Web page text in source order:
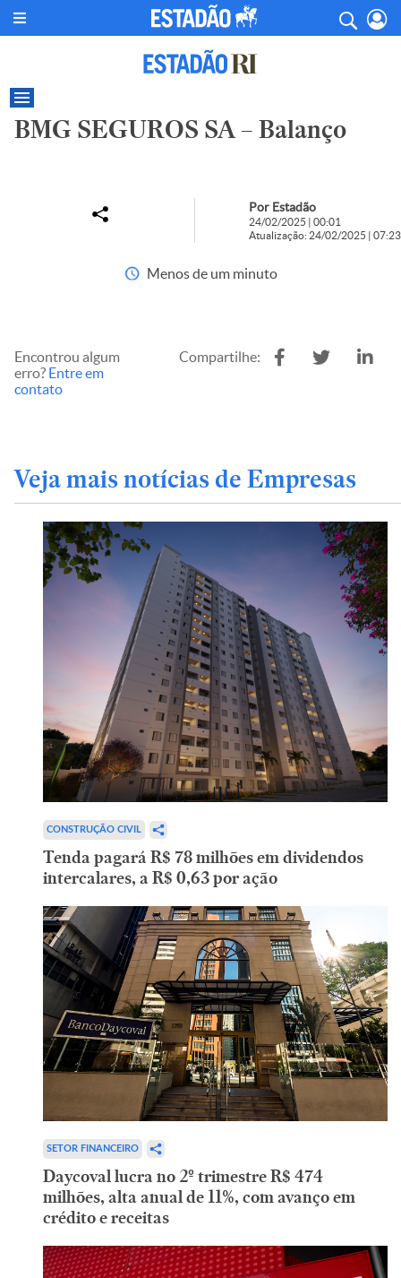
BMG SEGUROS SA – Balanço
Por Estadão
24/02/2025 | 00:01
Atualização: 24/02/2025 | 07:23
Menos de um minuto
Encontrou algum
erro? Entre em
contato
Compartilhe:
Veja mais notícias de Empresas
CONSTRUÇÃO CIVIL
Tenda pagará R$ 78 milhões em dividendos
intercalares, a R$ 0,63 por ação
SETOR FINANCEIRO
Daycoval lucra no 2º trimestre R$ 474
milhões, alta anual de 11%, com avanço em
crédito e receitas